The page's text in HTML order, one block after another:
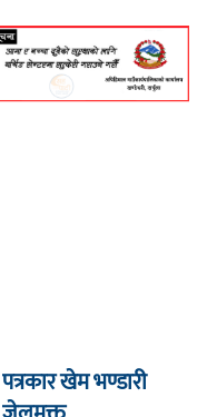
पत्रकार खेम भण्डारी